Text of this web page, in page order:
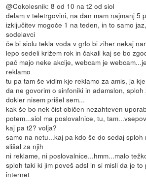
@Cokolesnik: 8 od 10 na t2 od siol
delam v teletrgovini, na dan mam najmanj 5
izključitev mogoče 1 na teden, in to samo
sodelavci
če bi siolu tekla voda v grlo bi ziher nekaj
lepo sedeli križem rok in čakali kaj se bo
pač majo neke akcije, webcam je
reklamo
tu pa tam še vidim kje reklamo za amis, ja
da ne govorim o sinfoniki in adamslon, sploh
dokler nisem prišel sem...
kak še bo nek čist običen nezahteven
potem...siol ma poslovalnice, tu,
kaj pa t2? volja?
samo na netu...kaj pa kdo še do sedaj sploh
slišal za njih
ni reklame, ni poslovalnice...hmm...malo
sploh taki ki jim poveš adsl in si misli da je
internet